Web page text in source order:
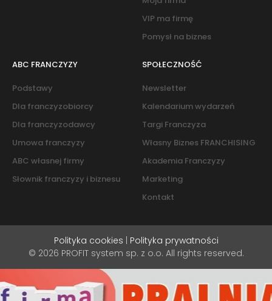
VIP ma firmę
Pomysł na biznes
ABC FRANCZYZY
Podstawy
Dla franczyzobiorcy
Dla franczyzodawcy
Umowa franczyzy
ABC własnej firmy
Słownik franczyzy i biznesu
SPOŁECZNOŚĆ
Newsletter
Kalendarium wydarzeń
Targi Franczyza
Własny Biznes FRANCHISING
Akademia Franczyzy
Marketing
Kontakt
Polityka cookies
Polityka prywatności
© 2026 PROFIT system sp. z o.o. All rights reserved.